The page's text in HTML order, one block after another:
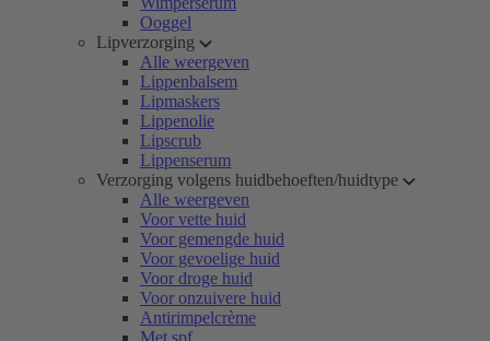
Ooggel
Lipverzorging
Alle weergeven
Lippenbalsem
Lipmaskers
Lippenolie
Lipscrub
Lippenserum
Verzorging volgens huidbehoeften/huidtype
Alle weergeven
Voor vette huid
Voor gemengde huid
Voor gevoelige huid
Voor droge huid
Voor onzuivere huid
Antirimpelcrème
Met spf